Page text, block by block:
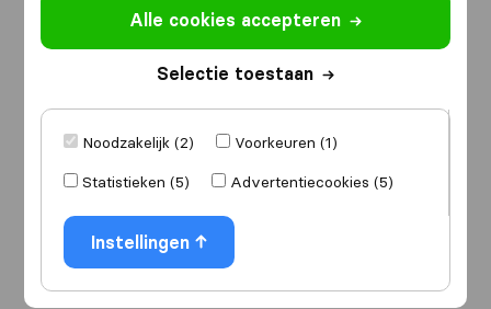
Alle cookies accepteren
Selectie toestaan
Noodzakelijk (2)
Voorkeuren (1)
Statistieken (5)
Advertentiecookies (5)
Instellingen
Ik ga verhuizenvan
Ik ga verhuizennaar
Ga verder